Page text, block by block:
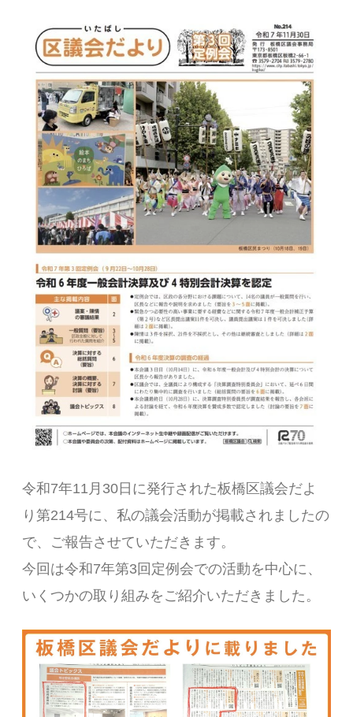
令和7年11月30日に発行された板橋区議会だよ
り第214号に、私の議会活動が掲載されましたの
で、ご報告させていただきます。
今回は令和7年第3回定例会での活動を中心に、
いくつかの取り組みをご紹介いただきました。